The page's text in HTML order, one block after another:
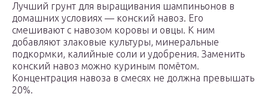
Лучший грунт для выращивания шампиньонов в
домашних условиях — конский навоз. Его
смешивают с навозом коровы и овцы. К ним
добавляют злаковые культуры, минеральные
подкормки, калийные соли и удобрения. Заменить
конский навоз можно куриным помётом.
Концентрация навоза в смесях не должна превышать
20%.